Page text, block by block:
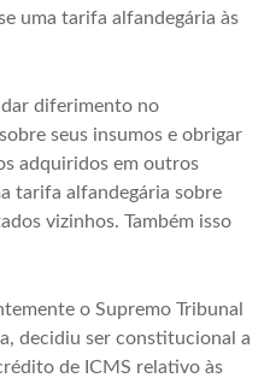
uma tarifa alfandegária às
diferimento no
seus insumos e obrigar
adquiridos em outros
tarifa alfandegária sobre
vizinhos. Também isso
o Supremo Tribunal
decidiu ser constitucional a
de ICMS relativo às